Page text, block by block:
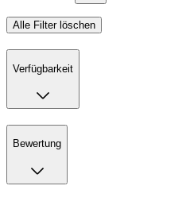
Alle Filter löschen
Verfügbarkeit
Bewertung